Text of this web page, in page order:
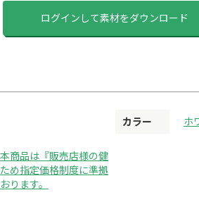
ログインして素材をダウンロード
カラー ホ
本商品は『販売店様の健
め指定価格制度に準拠
ります。